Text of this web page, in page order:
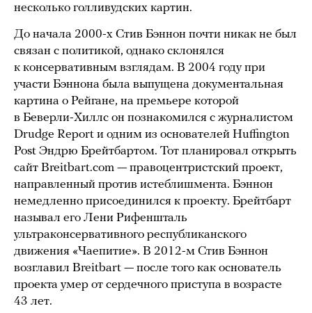
несколько голливудских картин.
До начала 2000-х Стив Бэннон почти никак не был
связан с политикой, однако склонялся
к консервативным взглядам. В 2004 году при
участи Бэннона была выпущена документальная
картина о Рейгане, на премьере которой
в Беверли-Хиллс он познакомился с журналистом
Drudge Report и одним из основателей Huffington
Post Эндрю Брейтбартом. Тот планировал открыть
сайт Breitbart.com — правоцентристский проект,
направленный против истеблишмента. Бэннон
немедленно присоединился к проекту. Брейтбарт
называл его Лени Рифеншталь
ультраконсервативного республиканского
движения «Чаепитие». В 2012-м Стив Бэннон
возглавил Breitbart — после того как основатель
проекта умер от сердечного приступа в возрасте
43 лет.